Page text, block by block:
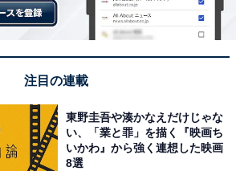
注目の連載
東野圭吾や湊かなえだけじゃな
い、「業と罪」を描く『映画ち
いかわ』から強く連想した映画
8選